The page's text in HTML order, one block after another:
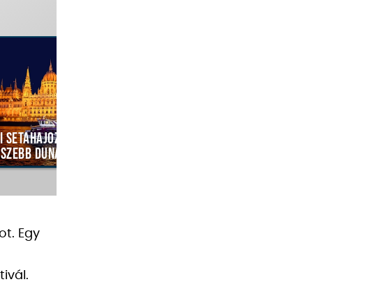
sétahajózás Budapest
dunai szakaszán
Egy